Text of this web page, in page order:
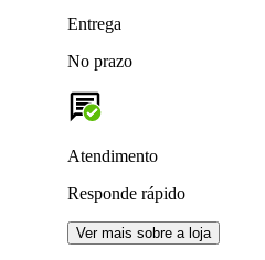
Entrega
No prazo
Atendimento
Responde rápido
Ver mais sobre a loja